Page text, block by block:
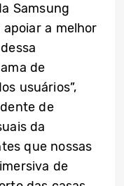
Samsung
a melhor
de
usuários”,
de
da
que nossas
de